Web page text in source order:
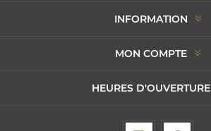
INFORMATION
MON COMPTE
HEURES D'OUVERTURE